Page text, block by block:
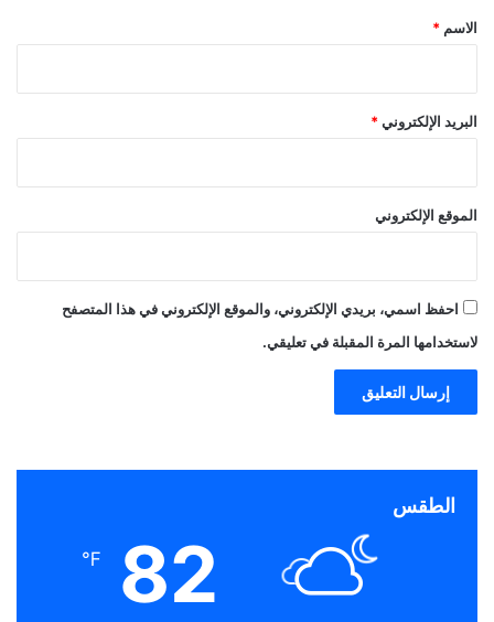
*
الاسم *
البريد الإلكتروني *
الموقع الإلكتروني
احفظ اسمي، بريدي الإلكتروني، والموقع الإلكتروني في هذا المتصفح
لاستخدامها المرة المقبلة في تعليقي.
الطقس
82
℉